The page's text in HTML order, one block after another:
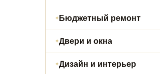
Бюджетный ремонт
Двери и окна
Дизайн и интерьер